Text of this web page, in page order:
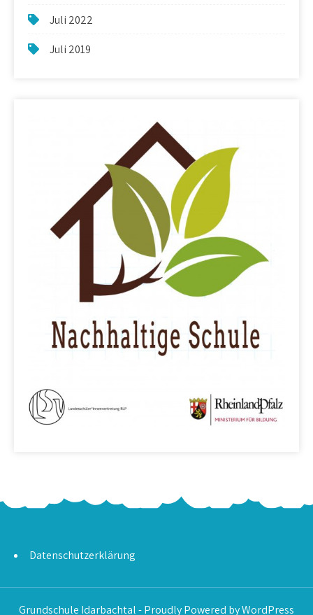
Juli 2022
Juli 2019
Datenschutzerklärung
Grundschule Idarbachtal - Proudly Powered by WordPress